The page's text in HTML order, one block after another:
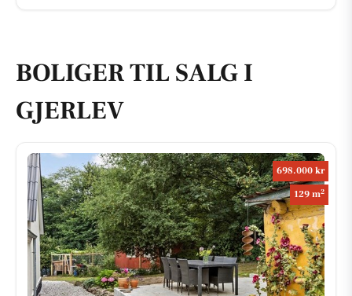
BOLIGER TIL SALG I
GJERLEV
698.000 kr
129 m2